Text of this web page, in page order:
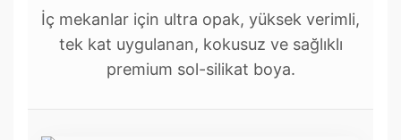
İç mekanlar için ultra opak, yüksek verimli,
tek kat uygulanan, kokusuz ve sağlıklı
premium sol-silikat boya.